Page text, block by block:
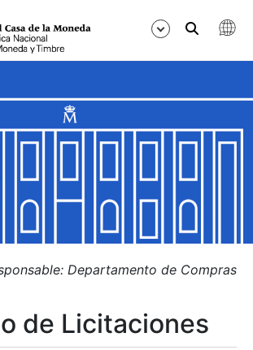
Departamento de Compras
de Licitaciones